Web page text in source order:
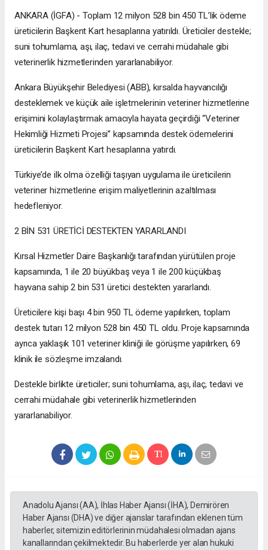
ANKARA (İGFA) - Toplam 12 milyon 528 bin 450 TL’lik ödeme
üreticilerin Başkent Kart hesaplarına yatırıldı. Üreticiler destekle;
suni tohumlama, aşı, ilaç, tedavi ve cerrahi müdahale gibi
veterinerlik hizmetlerinden yararlanabiliyor.
Ankara Büyükşehir Belediyesi (ABB), kırsalda hayvancılığı
desteklemek ve küçük aile işletmelerinin veteriner hizmetlerine
erişimini kolaylaştırmak amacıyla hayata geçirdiği “Veteriner
Hekimliği Hizmeti Projesi” kapsamında destek ödemelerini
üreticilerin Başkent Kart hesaplarına yatırdı.
Türkiye’de ilk olma özelliği taşıyan uygulama ile üreticilerin
veteriner hizmetlerine erişim maliyetlerinin azaltılması
hedefleniyor.
2 BİN 531 ÜRETİCİ DESTEKTEN YARARLANDI
Kırsal Hizmetler Daire Başkanlığı tarafından yürütülen proje
kapsamında, 1 ile 20 büyükbaş veya 1 ile 200 küçükbaş
hayvana sahip 2 bin 531 üretici destekten yararlandı.
Üreticilere kişi başı 4 bin 950 TL ödeme yapılırken, toplam
destek tutarı 12 milyon 528 bin 450 TL oldu. Proje kapsamında
ayrıca yaklaşık 101 veteriner kliniği ile görüşme yapılırken, 69
klinik ile sözleşme imzalandı.
Destekle birlikte üreticiler; suni tohumlama, aşı, ilaç, tedavi ve
cerrahi müdahale gibi veterinerlik hizmetlerinden
yararlanabiliyor.
Anadolu Ajansı (AA), İhlas Haber Ajansı (İHA), Demirören
Haber Ajansı (DHA) ve diğer ajanslar tarafından eklenen tüm
haberler, sitemizin editörlerinin müdahalesi olmadan ajans
kanallarından çekilmektedir. Bu haberlerde yer alan hukuki